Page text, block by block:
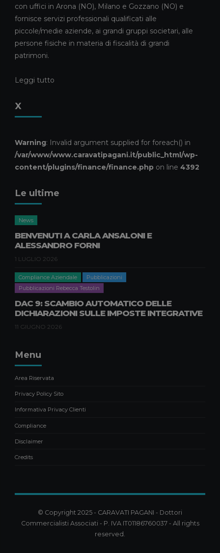
CARAVATI PAGANI TRA I
COMMERCIALISTI DELL’ANNO
2026
5 MAGGIO 2026
ASSEGNAZIONE AGEVOLATA DI
BENI AI SOCI: LA LEGGE DI
BILANCIO 2026 RIAPRE I TERMINI
NOVITÀ E IMPATTI PER LE
IMPRESE B2B
con uffici in Arona (NO), Milano e Gozzano (NO) e
fornisce servizi professionali qualificati alle
piccole/medie aziende, ai grandi gruppi societari, alle
persone fisiche in materia di fiscalità di grandi
patrimoni.
Leggi tutto
X
Warning: Invalid argument supplied for foreach() in
/var/www/www.caravatipagani.it/public_html/wp-
content/plugins/finance/finance.php on line 4392
Le ultime
News
BENVENUTI A CARLA ANSALONI E
ALESSANDRO FORNI
1 LUGLIO 2026
Compliance Aziendale
Pubblicazioni
Pubblicazioni Rebecca Testolin
DAC 9: SCAMBIO AUTOMATICO DELLE
DICHIARAZIONI SULLE IMPOSTE INTEGRATIVE
11 GIUGNO 2026
Menu
Area Riservata
Privacy Policy Sito
Informativa Privacy Clienti
Compliance
Disclaimer
Credits
© Copyright 2025 - CARAVATI PAGANI - Dottori
Commercialisti Associati - P. IVA IT01186760037 - All rights
reserved.